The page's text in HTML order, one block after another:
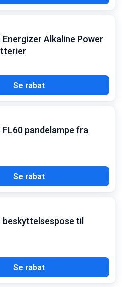
Energizer Alkaline Power
Se rabat
FL60 pandelampe fra
Se rabat
beskyttelsespose til
Se rabat